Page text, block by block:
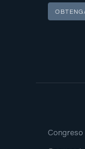
Congreso